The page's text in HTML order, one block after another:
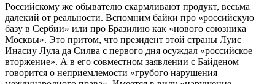
Российскому же обывателю скармливают продукт, весьма
далекий от реальности. Вспомним байки про «российскую
базу в Сербии» или про Бразилию как «нового союзника
Москвы». Это притом, что президент этой страны Луис
Инасиу Лула да Силва с первого дня осуждал «российское
вторжение». А в его совместном заявлении с Байденом
говорится о неприемлемости «грубого нарушения